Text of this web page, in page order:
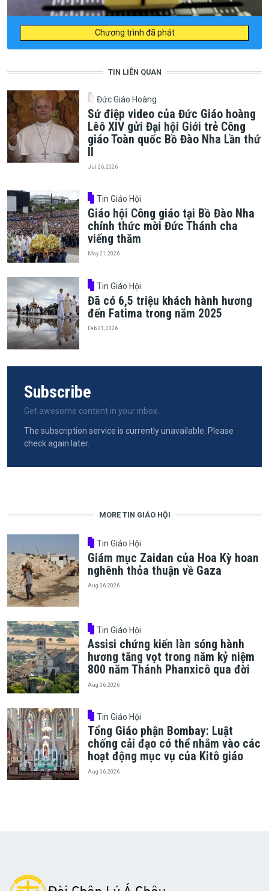
Chương trình đã phát
TIN LIÊN QUAN
Đức Giáo Hoàng
Sứ điệp video của Đức Giáo hoàng
Lêô XIV gửi Đại hội Giới trẻ Công
giáo Toàn quốc Bồ Đào Nha Lần thứ
Jul 26, 2026
Tin Giáo Hội
Giáo hội Công giáo tại Bồ Đào Nha
chính thức mời Đức Thánh cha
viếng thăm
May 21, 2026
Tin Giáo Hội
Đã có 6,5 triệu khách hành hương
đến Fatima trong năm 2025
Feb 21, 2026
Subscribe
Get awesome content in your inbox.
The subscription service is currently unavailable. Please
check again later.
MORE TIN GIÁO HỘI
Tin Giáo Hội
Giám mục Zaidan của Hoa Kỳ hoan
nghênh thỏa thuận về Gaza
Aug 06, 2026
Tin Giáo Hội
Assisi chứng kiến làn sóng hành
hương tăng vọt trong năm kỷ niệm
800 năm Thánh Phanxicô qua đời
Aug 06, 2026
Tin Giáo Hội
Tổng Giáo phận Bombay: Luật
chống cải đạo có thể nhắm vào các
hoạt động mục vụ của Kitô giáo
Aug 06, 2026